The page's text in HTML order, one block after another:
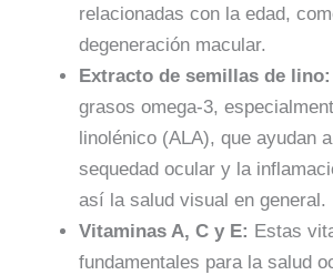
relacionadas con la edad,
degeneración macular.
Extracto de semillas de lino:
grasos omega-3,
linolénico (ALA), que ayudan
sequedad ocular y la
así la salud visual en general.
Vitaminas A, C y E: Estas
fundamentales para la salud